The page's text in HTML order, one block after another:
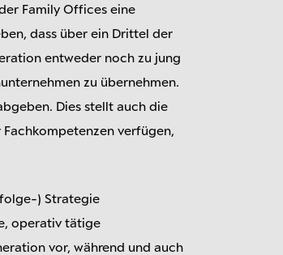
Family Offices eine
dass über ein Drittel der
entweder noch zu jung
zu übernehmen.
Dies stellt auch die
verfügen,
) Strategie
operativ tätige
vor, während und auch